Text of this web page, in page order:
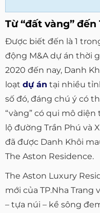
Từ “đất vàng”
Được biết đến là 1
động M&A dự án thời
2020 đến nay, Danh
loạt dự án tại nhiều
số đó, đáng chú ý có
“vàng” có qui mô diện
lộ đường Trần Phú và
đã được Danh Khôi
The Aston Residence.
The Aston Luxury
mới của TP.Nha
– tựa núi – kề sông